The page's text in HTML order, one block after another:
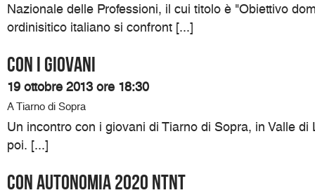
Nazionale delle Professioni, il cui titolo è "Obiettivo
ordinisitico italiano si confront [...]
Con i giovani
19 ottobre 2013 ore 18:30
A Tiarno di Sopra
Un incontro con i giovani di Tiarno di Sopra, in Valle di
poi. [...]
Con Autonomia 2020 NTNT